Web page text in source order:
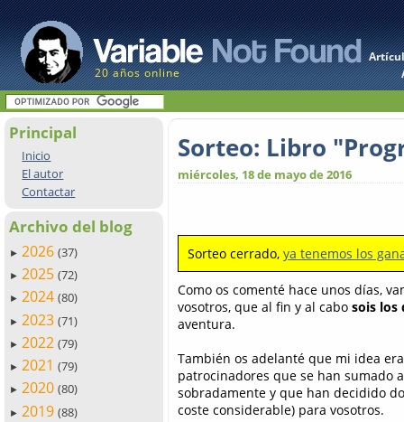
20 años online
Principal
Inicio
El autor
Contactar
Archivo del blog
► 2026 (37)
► 2025 (72)
► 2024 (80)
► 2023 (71)
► 2022 (79)
► 2021 (79)
► 2020 (80)
► 2019 (88)
Sorteo: Libro
miércoles, 18 de mayo de 2016
Sorteo cerrado, ya tenemos los
Como os comenté hace unos días,
vosotros, que al fin y al cabo sois los
aventura.
También os adelanté que mi idea
patrocinadores que se han sumado
sobradamente y que han decidido
coste considerable) para vosotros.